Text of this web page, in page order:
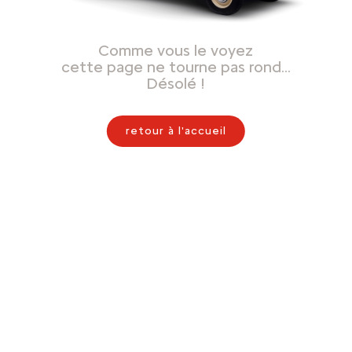
Comme vous le voyez
cette page ne tourne pas rond…
Désolé !
retour à l'accueil